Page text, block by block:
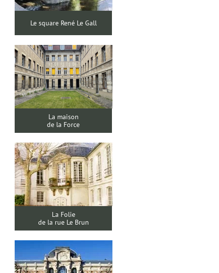
Le square René Le Gall
La maison
de la Force
La Folie
de la rue Le Brun